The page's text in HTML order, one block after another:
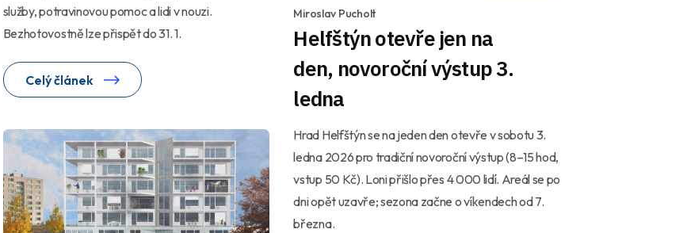
služby, potravinovou pomoc a lidi v nouzi.
Bezhotovostně lze přispět do 31. 1.
Celý článek
Miroslav Pucholt
Helfštýn otevře jen na
den, novoroční výstup 3.
ledna
Hrad Helfštýn se na jeden den otevře v sobotu 3.
ledna 2026 pro tradiční novoroční výstup (8–15 hod,
vstup 50 Kč). Loni přišlo přes 4 000 lidí. Areál se po
dni opět uzavře; sezona začne o víkendech od 7.
března.